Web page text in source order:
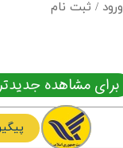
ورود / ثبت نام
برای مشاهده